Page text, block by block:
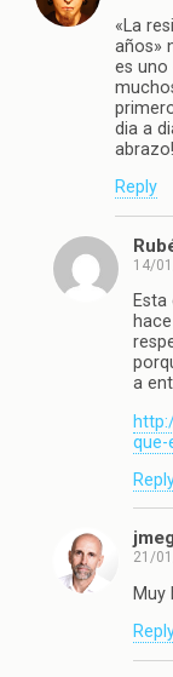
«La
años»
es uno
dia a
abrazo!
Reply
14/
a
que-
21/
Muy